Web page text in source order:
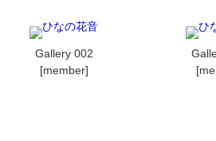
Gallery 002
[member]